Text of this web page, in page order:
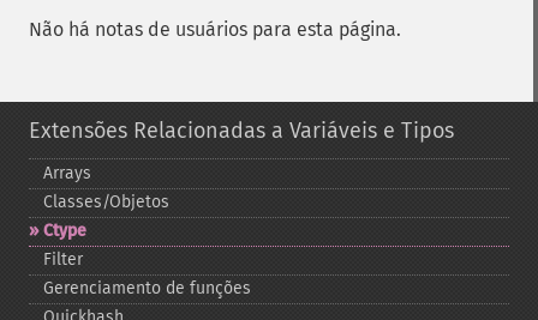
Não há notas de usuários para esta página.
Extensões Relacionadas a Variáveis e Tipos
Arrays
Classes/Objetos
Ctype
Filter
Gerenciamento de funções